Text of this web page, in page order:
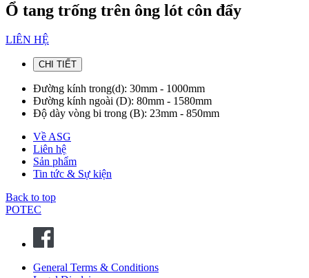
Ổ tang trống trên ông lót côn đẩy
LIÊN HỆ
CHI TIẾT
Đường kính trong(d): 30mm - 1000mm
Đường kính ngoài (D): 80mm - 1580mm
Độ dày vòng bi trong (B): 23mm - 850mm
Về ASG
Liên hệ
Sản phẩm
Tin tức & Sự kiện
Back to top
POTEC
General Terms & Conditions